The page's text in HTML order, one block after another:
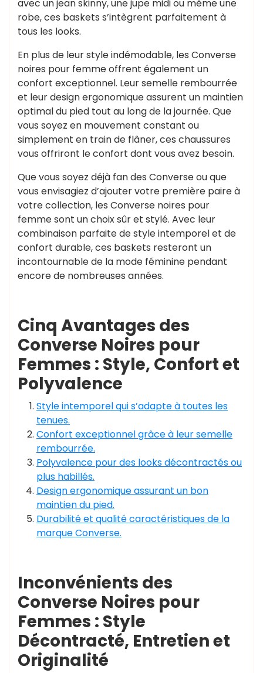
avec un jean skinny, une jupe midi ou même une
robe, ces baskets s’intègrent parfaitement à
tous les looks.
En plus de leur style indémodable, les Converse
noires pour femme offrent également un
confort exceptionnel. Leur semelle rembourrée
et leur design ergonomique assurent un maintien
optimal du pied tout au long de la journée. Que
vous soyez en mouvement constant ou
simplement en train de flâner, ces chaussures
vous offriront le confort dont vous avez besoin.
Que vous soyez déjà fan des Converse ou que
vous envisagiez d’ajouter votre première paire à
votre collection, les Converse noires pour
femme sont un choix sûr et stylé. Avec leur
combinaison parfaite de style intemporel et de
confort durable, ces baskets resteront un
incontournable de la mode féminine pendant
encore de nombreuses années.
Cinq Avantages des
Converse Noires pour
Femmes : Style, Confort et
Polyvalence
Style intemporel qui s’adapte à toutes les
tenues.
Confort exceptionnel grâce à leur semelle
rembourrée.
Polyvalence pour des looks décontractés ou
plus habillés.
Design ergonomique assurant un bon
maintien du pied.
Durabilité et qualité caractéristiques de la
marque Converse.
Inconvénients des
Converse Noires pour
Femmes : Style
Décontracté, Entretien et
Originalité